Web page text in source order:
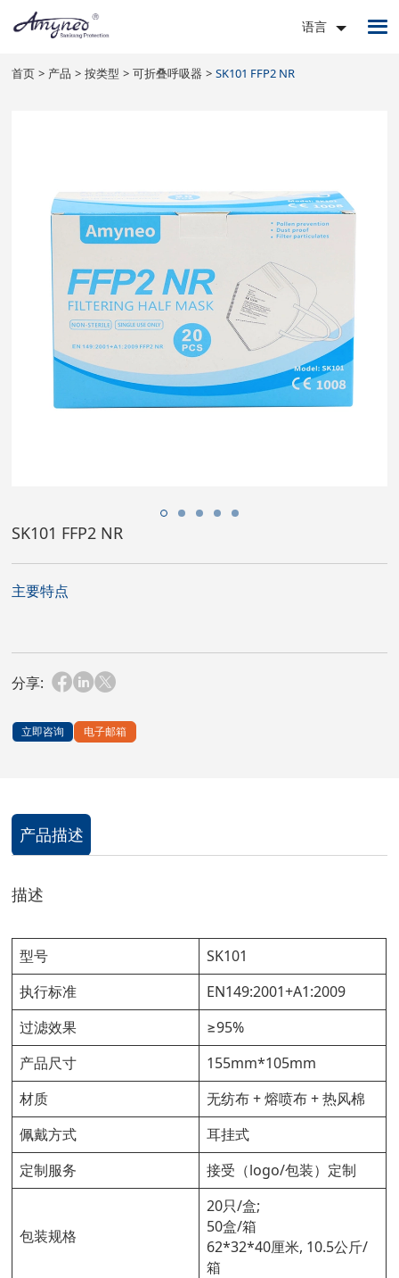
语言
首页 产品 按类型 可折叠呼吸器 SK101 FFP2 NR
SK101 FFP2 NR
主要特点
分享:
立即咨询 电子邮箱
产品描述
描述
型号
SK101
执行标准
EN149:2001+A1:2009
过滤效果
≥95%
产品尺寸
155mm*105mm
材质
无纺布 + 熔喷布 + 热风棉
佩戴方式
耳挂式
定制服务
接受（logo/包装）定制
包装规格
20只/盒;
50盒/箱
62*32*40厘米, 10.5公斤/
箱